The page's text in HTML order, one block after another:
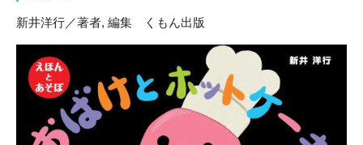
新井洋行／著者, 編集 くもん出版